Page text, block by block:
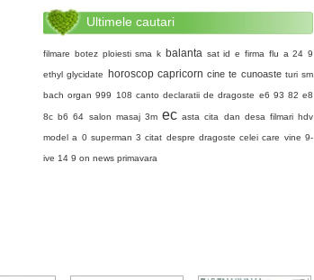
Ultimele cautari
filmare botez ploiesti sma k balanta sat id e firma flu a 24 9
ethyl glycidate horoscop capricorn cine te cunoaste turi sm
bach organ 999 108 canto declaratii de dragoste e6 93 82 e8
8c b6 64 salon masaj 3m ec asta cita dan desa filmari hdv
model a 0 superman 3 citat despre dragoste celei care vine 9-
ive 14 9 on news primavara